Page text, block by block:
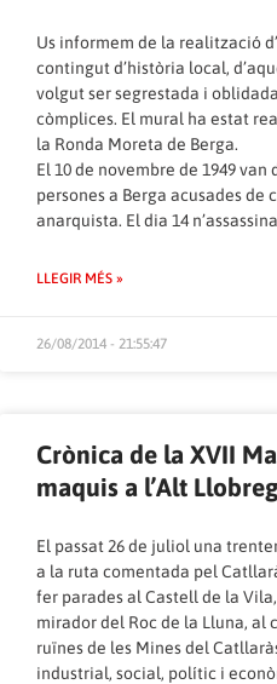
Us informem de la realització
contingut d’història local,
volgut ser segrestada i
còmplices. El mural ha estat
la Ronda Moreta de Berga.
El 10 de novembre de 1949
persones a Berga acusades de
anarquista. El dia 14
LLEGIR MÉS »
26/08/2014 - 21:55:47
Crònica de la XVII
maquis a l’Alt
El passat 26 de juliol una
a la ruta comentada pel
fer parades al Castell de la
mirador del Roc de la Lluna, al
ruïnes de les Mines del
industrial, social, polític i